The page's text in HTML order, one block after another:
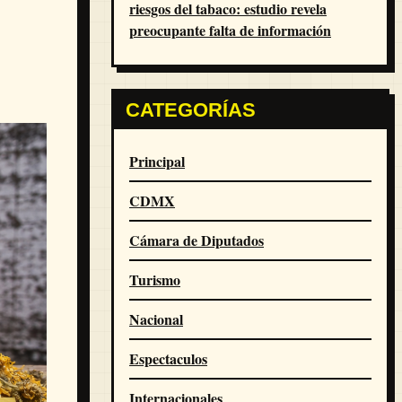
riesgos del tabaco: estudio revela
preocupante falta de información
CATEGORÍAS
Principal
CDMX
Cámara de Diputados
Turismo
Nacional
Espectaculos